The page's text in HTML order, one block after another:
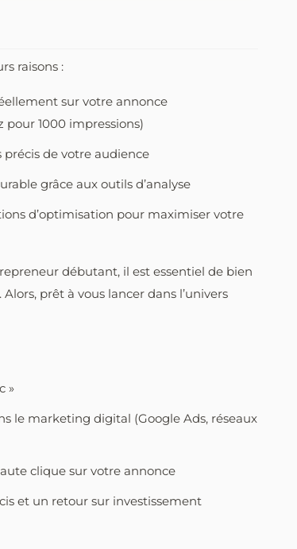
raisons :
sur votre annonce
pour 1000 impressions)
de votre audience
grâce aux outils d’analyse
d’optimisation pour maximiser votre
débutant, il est essentiel de bien
prêt à vous lancer dans l’univers
»
le marketing digital (Google Ads, réseaux
clique sur votre annonce
et un retour sur investissement